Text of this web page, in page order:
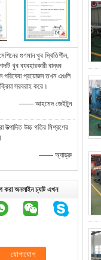
গুণমান খুব স্থিতিশীল,
খুব ব্যবহারকারী বান্ধব
পরিষেবা প্রয়োজন তখন এগুলি
সরবরাহ করে।
—— আহমেদ জেইটুন
উত্পাদিত উচ্চ গতির মিশ্রণের
—— অ্যাড্রু
করা অনলাইন চ্যাট এখন